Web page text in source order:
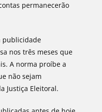
permanecerão
publicidade
nos três meses que
A norma proíbe a
não sejam
Justiça Eleitoral.